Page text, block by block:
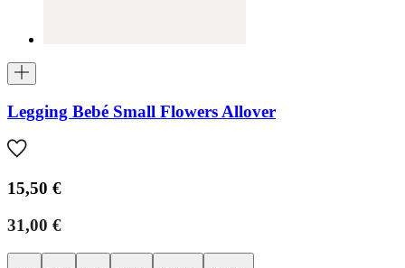
Legging Bebé Small Flowers Allover
15,50 €
31,00 €